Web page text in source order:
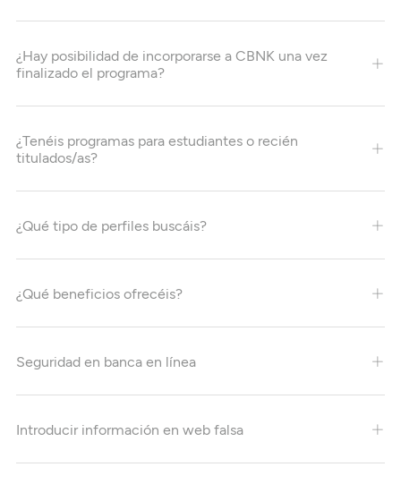
¿Hay posibilidad de incorporarse a CBNK una vez
finalizado el programa?
¿Tenéis programas para estudiantes o recién
titulados/as?
¿Qué tipo de perfiles buscáis?
¿Qué beneficios ofrecéis?
Seguridad en banca en línea
Introducir información en web falsa